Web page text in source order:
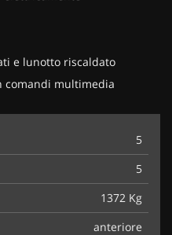
e lunotto riscaldato
comandi multimedia
5
5
1372 Kg
anteriore